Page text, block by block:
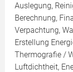
Auslegung,
Berechnung,
Verpachtung,
Erstellung
Thermografie /
Luftdichtheit,